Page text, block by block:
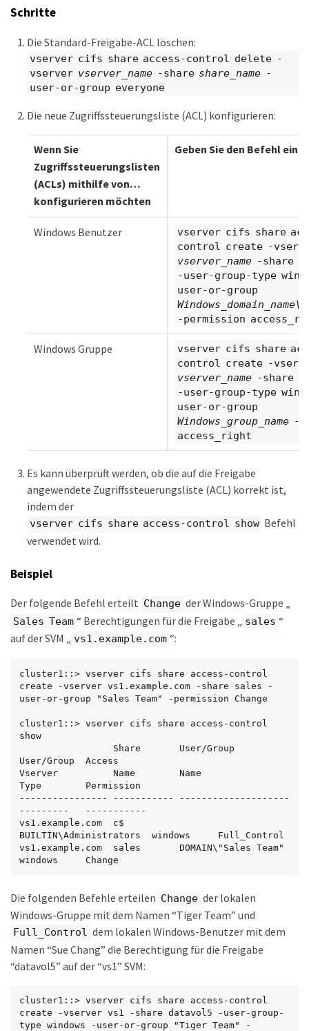
Schritte
Die Standard-Freigabe-ACL löschen:
vserver cifs share access-control delete -
vserver vserver_name-share share_name -
user-or-group everyone
Die neue Zugriffssteuerungsliste (ACL) konfigurieren:
Wenn Sie
Zugriffssteuerungslisten
(ACLs) mithilfe von…​
konfigurieren möchten
Geben Sie den Befehl ein…​
Windows Benutzer
vserver cifs share
control create -
vserver_name -share
-user-group-type
user-or-group
-permission
Windows Gruppe
vserver cifs share
control create -
vserver_name -share
-user-group-type
user-or-group
Windows_group_name -
access_right
Es kann überprüft werden, ob die auf die Freigabe
angewendete Zugriffssteuerungsliste (ACL) korrekt ist,
indem der
vserver cifs share access-control show Befehl
verwendet wird.
Beispiel
Der folgende Befehl erteilt Change der Windows-Gruppe „
Sales Team “ Berechtigungen für die Freigabe „ sales “
auf der SVM „ vs1.example.com “:
cluster1::> vserver cifs share access-control
create -vserver vs1.example.com -share sales -
user-or-group "Sales Team" -permission Change
cluster1::> vserver cifs share access-control
show
User/Group  Access
Vserver          Name        Name
Type        Permission
---------------- ----------- --------------------
---------   -----------
vs1.example.com  c$
BUILTIN\Administrators  windows     Full_Control
vs1.example.com  sales       DOMAIN\"Sales Team"
windows     Change
Die folgenden Befehle erteilen Change der lokalen
Windows-Gruppe mit dem Namen “Tiger Team” und
Full_Control dem lokalen Windows-Benutzer mit dem
Namen “Sue Chang” die Berechtigung für die Freigabe
“datavol5” auf der “vs1” SVM:
cluster1::> vserver cifs share access-control
create -vserver vs1 -share datavol5 -user-group-
type windows -user-or-group "Tiger Team" -